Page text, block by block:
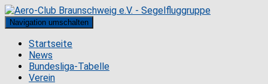
Navigation umschalten
Startseite
News
Bundesliga-Tabelle
Verein